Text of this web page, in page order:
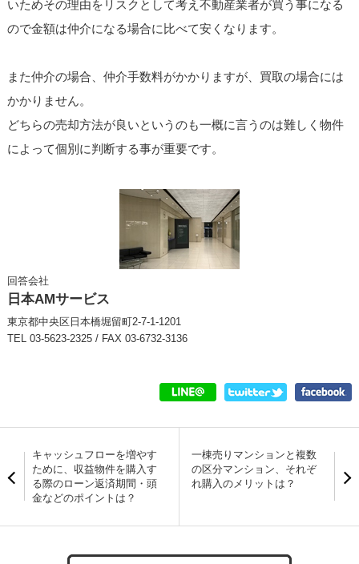
いためその理由をリスクとして考え不動産業者が買う事になる
ので金額は仲介になる場合に比べて安くなります。
また仲介の場合、仲介手数料がかかりますが、買取の場合には
かかりません。
どちらの売却方法が良いというのも一概に言うのは難しく物件
によって個別に判断する事が重要です。
回答会社
日本AMサービス
東京都中央区日本橋堀留町2-7-1-1201
TEL 03-5623-2325 / FAX 03-6732-3136
キャッシュフローを増やす
ために、収益物件を購入す
る際のローン返済期間・頭
金などのポイントは？
一棟売りマンションと複数
の区分マンション、それぞ
れ購入のメリットは？